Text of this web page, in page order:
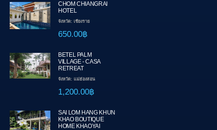
CHOM CHIANGRAI
HOTEL
จังหวัด: เชียงราย
650.00฿
BETEL PALM
VILLAGE - CASA
RETREAT
จังหวัด: แม่ฮ่องสอน
1,200.00฿
SAI LOM HANG KHUN
KHAO BOUTIQUE
HOME KHAOYAI